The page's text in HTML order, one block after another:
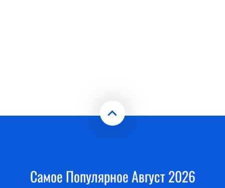
Самое Популярное Август 2026